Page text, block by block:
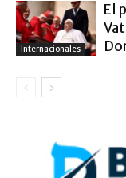
Internacionales
El